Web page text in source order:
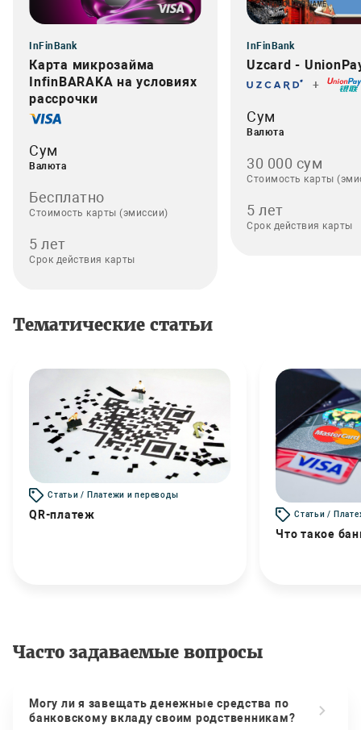
InFinBank
Карта микрозайма
InfinBARAKA на условиях
рассрочки
Сум
Валюта
Бесплатно
Стоимость карты (эмиссии)
5 лет
Срок действия карты
InFinBank
Uzcard -
+
Сум
Валюта
30 000 сум
Стоимость карты
5 лет
Срок действия карты
Тематические статьи
Статьи / Платежи и переводы
QR-платеж Статьи /
Что такое
Часто задаваемые вопросы
Могу ли я завещать денежные средства по
банковскому вкладу своим родственникам?